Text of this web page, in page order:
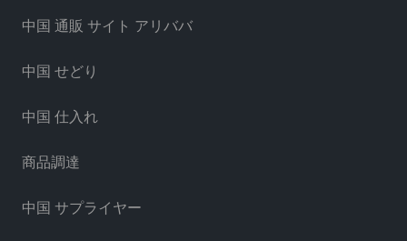
中国 通販 サイト アリババ
中国 せどり
中国 仕入れ
商品調達
中国 サプライヤー